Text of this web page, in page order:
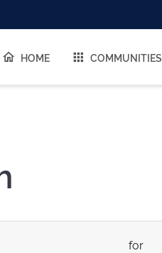
HOME COMMUNITIES
for